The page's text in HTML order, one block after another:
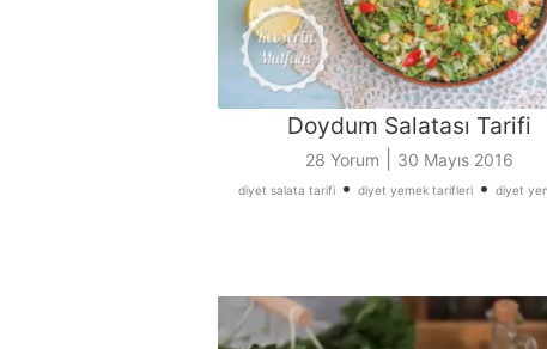
Doydum Salatası Tarifi
28 Yorum 30 Mayıs 2016
diyet salata tarifi • diyet yemek tarifleri • diyet